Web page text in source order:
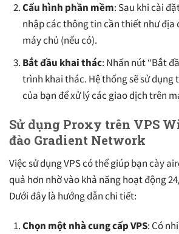
Cấu hình phần mềm: Sau khi cài
nhập các thông tin cần thiết như địa
máy chủ (nếu có).
Bắt đầu khai thác: Nhấn nút “Bắt
trình khai thác. Hệ thống sẽ sử dụng
của bạn để xử lý các giao dịch trên
Sử dụng Proxy trên VPS
đào Gradient Network
Việc sử dụng VPS có thể giúp bạn cày
quả hơn nhờ vào khả năng hoạt động
Dưới đây là hướng dẫn chi tiết:
Chọn một nhà cung cấp VPS: Có